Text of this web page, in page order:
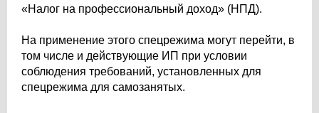
«Налог на профессиональный доход» (НПД).
На применение этого спецрежима могут перейти, в
том числе и действующие ИП при условии
соблюдения требований, установленных для
спецрежима для самозанятых.